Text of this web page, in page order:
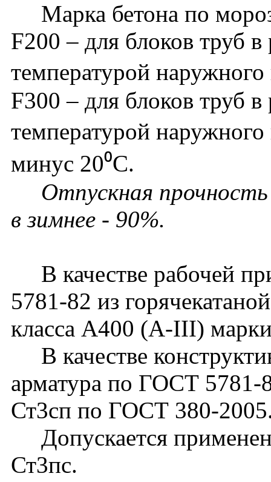
Марка бетона по
F200 – для блоков труб
температурой
F300 – для блоков труб
температурой
минус 20⁰С.
Отпускная
в зимнее - 90%.
В качестве рабочей
5781-82 из
класса А400 (А-III)
В качестве
арматура по ГОСТ 5781-
Ст3сп по ГОСТ 380-
Допускается
Ст3пс.